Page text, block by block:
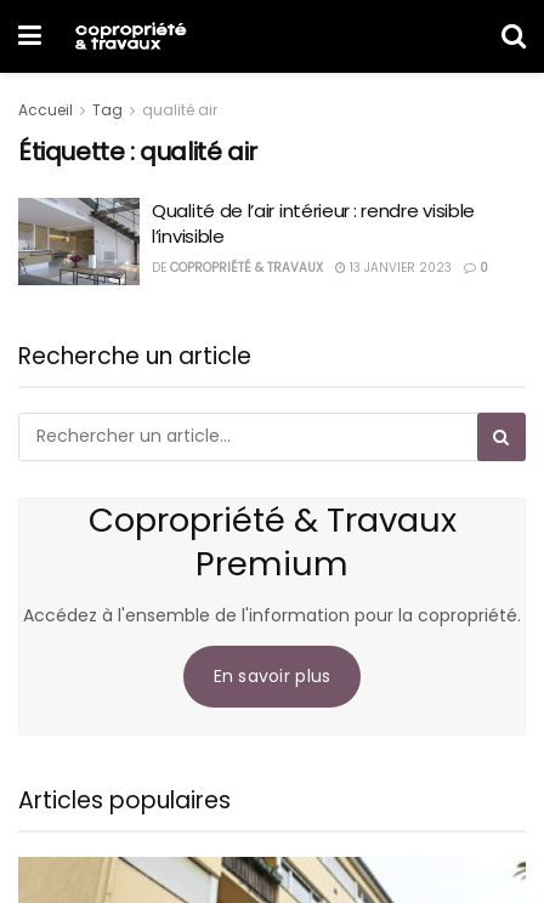
Accueil Tag qualité air
Étiquette :qualité air
Qualité de l’air intérieur : rendre visible
l’invisible
DE COPROPRIÉTÉ & TRAVAUX 13 JANVIER 2023 0
Recherche un article
Copropriété & Travaux
Premium
Accédez à l'ensemble de l'information pour la copropriété.
En savoir plus
Articles populaires